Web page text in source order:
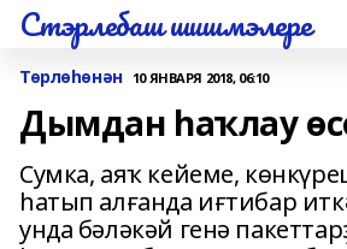
Стэрлебаш шишмэлере
Төрлөһөнән 10 ЯНВАРЯ 2018, 06:10
Дымдан һаҡлау
Сумка, аяҡ кейеме,
һатып алғанда иғтибар
унда бәләкәй генә